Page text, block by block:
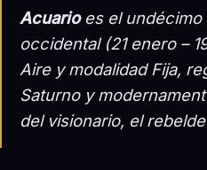
Acuarioes el undécimo
occidental (21 enero –
Aire y modalidad Fija,
Saturno y
del visionario, el